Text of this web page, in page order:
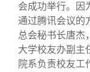
会成功举行。因
通过腾讯会议的
总会秘书长唐杰
大学校友办副主
院系负责校友工